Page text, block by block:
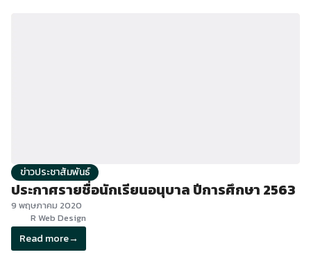
ข่าวประชาสัมพันธ์
ประกาศรายชื่อนักเรียนอนุบาล ปีการศึกษา 2563
9 พฤษภาคม 2020
R Web Design
Read more→